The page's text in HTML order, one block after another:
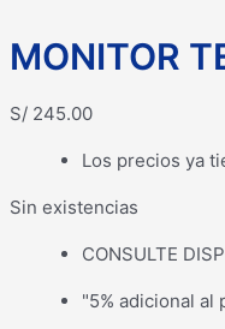
MONITOR
S/ 245.00
Los precios ya
Sin existencias
CONSULTE
"5% adicional al